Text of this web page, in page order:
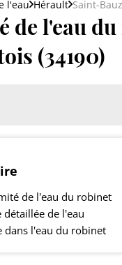
l'eau Hérault Saint-
de l'eau
(34190)
de l'eau du robinet
détaillée de l'eau
dans l'eau du robinet